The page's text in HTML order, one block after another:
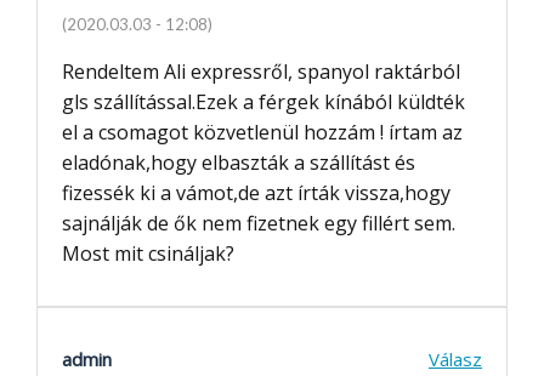
(2020.03.03 - 12:08)
Rendeltem Ali expressről, spanyol raktárból
gls szállítással.Ezek a férgek kínából küldték
el a csomagot közvetlenül hozzám ! írtam az
eladónak,hogy elbaszták a szállítást és
fizessék ki a vámot,de azt írták vissza,hogy
sajnálják de ők nem fizetnek egy fillért sem.
Most mit csináljak?
admin Válasz